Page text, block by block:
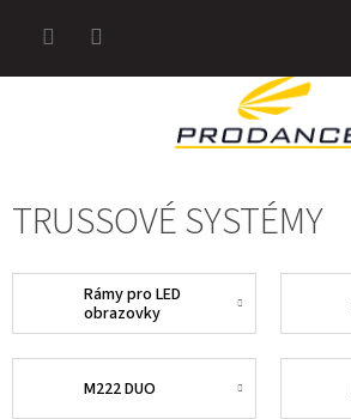
TRUSSOVÉ SYSTÉMY
Rámy pro LED
obrazovky
M222 DUO